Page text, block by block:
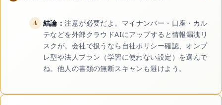
結論：注意が必要だよ。マイナンバー・口座・カル
テなどを外部クラウドAIにアップすると情報漏洩リ
スクが。会社で扱うなら自社ポリシー確認、オンプ
レ型や法人プラン（学習に使わない設定）を選んで
ね。他人の書類の無断スキャンも避けよう。